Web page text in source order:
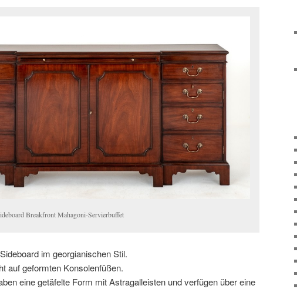
Breakfront Mahagoni-Servierbuffet
im georgianischen Stil.
auf geformten Konsolenfüßen.
eine getäfelte Form mit Astragalleisten und verfügen über eine